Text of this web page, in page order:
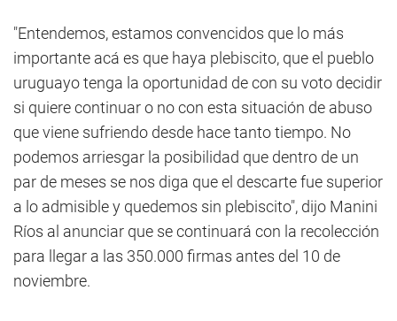
"Entendemos, estamos convencidos que lo más
importante acá es que haya plebiscito, que el pueblo
uruguayo tenga la oportunidad de con su voto decidir
si quiere continuar o no con esta situación de abuso
que viene sufriendo desde hace tanto tiempo. No
podemos arriesgar la posibilidad que dentro de un
par de meses se nos diga que el descarte fue superior
a lo admisible y quedemos sin plebiscito", dijo Manini
Ríos al anunciar que se continuará con la recolección
para llegar a las 350.000 firmas antes del 10 de
noviembre.